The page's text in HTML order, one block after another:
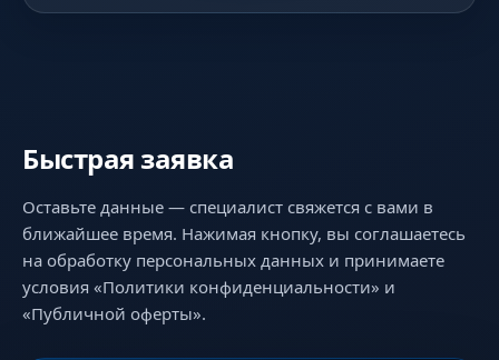
Быстрая заявка
Оставьте данные — специалист свяжется с вами в
ближайшее время. Нажимая кнопку, вы соглашаетесь
на обработку персональных данных и принимаете
условия «Политики конфиденциальности» и
«Публичной оферты».